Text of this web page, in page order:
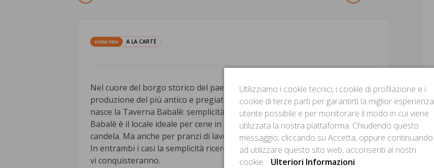
OGNI VEN A LA CARTÈ
Nel cuore del borgo storico del paese di Scanzorosciate, terra di
produzione del più antico e pregiato moscato “passito rosso rubino”,
nasce la Taverna Babalè: semplicità, gusto, sapore, complicità e sogni.
Babalè è il locale ideale per cene in compagnia, romantiche e a lume di
candela. Ma anche per pranzi di lavoro da consumarsi nelle sue sale a tema.
In entrambi i casi la semplicità ricercata del locale e la complicità dello staff
vi conquisteranno.
Utilizziamo i cookie tecnici, i cookie di profilazione e i
cookie di terze parti per garantirti la miglior esperienza
utente possibile e per monitorare il modo in cui viene
utilizzata la nostra piattaforma. Chiudendo questo
messaggio, cliccando su Accetta, oppure continuando
ad utilizzare questo sito web, acconsenti ai nostri
cookie.
Ulteriori Informazioni